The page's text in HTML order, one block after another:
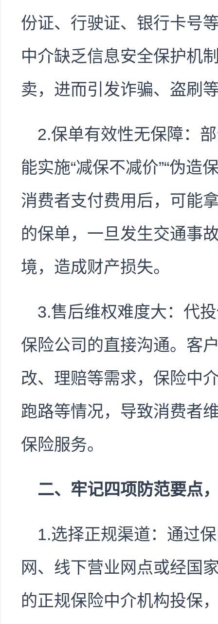
份证、行驶证、银行卡号
中介缺乏信息安全保护机
卖，进而引发诈骗、盗刷
2.保单有效性无保障：
能实施“减保不减价”“伪造
消费者支付费用后，可能
的保单，一旦发生交通事
境，造成财产损失。
3.售后维权难度大：代
保险公司的直接沟通。客
改、理赔等需求，保险中
跑路等情况，导致消费者
保险服务。
二、牢记四项防范要点
1.选择正规渠道：通过
网、线下营业网点或经国
的正规保险中介机构投保